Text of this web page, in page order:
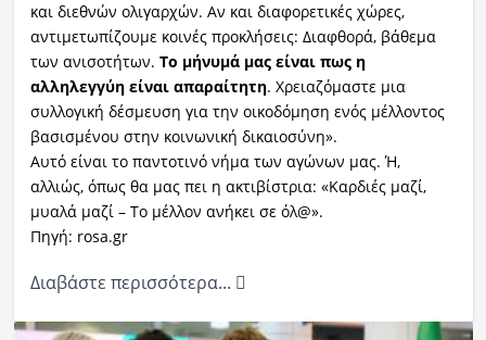
και διεθνών ολιγαρχών. Αν και διαφορετικές χώρες,
αντιμετωπίζουμε κοινές προκλήσεις: Διαφθορά, βάθεμα
των ανισοτήτων. Το μήνυμά μας είναι πως η
αλληλεγγύη είναι απαραίτητη. Χρειαζόμαστε μια
συλλογική δέσμευση για την οικοδόμηση ενός μέλλοντος
βασισμένου στην κοινωνική δικαιοσύνη».
Αυτό είναι το παντοτινό νήμα των αγώνων μας. Ή,
αλλιώς, όπως θα μας πει η ακτιβίστρια: «Καρδιές μαζί,
μυαλά μαζί – Το μέλλον ανήκει σε όλ@».
Πηγή: rosa.gr
Διαβάστε περισσότερα...